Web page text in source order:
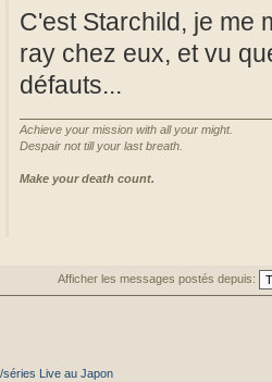
C'est Starchild, je me
ray chez eux, et vu
défauts...
Achieve your mission with all your might.
Despair not till your last breath.
Make your death count.
Afficher les messages postés depuis:
séries Live au Japon